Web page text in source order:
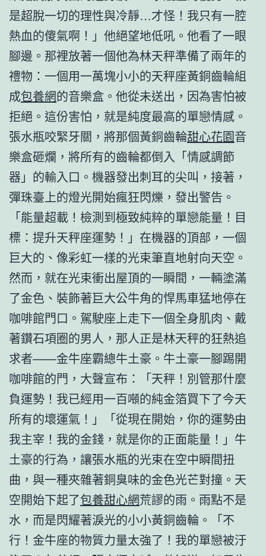
是超脫一切的理性與冷靜…才怪！我只有一腔
熱血的傻氣啊！」他絕望地低吼。他看了一眼
腳邊。那裡放著一個他為林天秤準備了兩年的
禮物：一個用一萬塊小小的天秤座黃銅齒輪組
成包養網的音樂盒。他從未送出，因為害怕被
拒絕。這份害怕，就是純度最高的單戀情感。
張水瓶咬緊牙關，將那個黃銅齒輪甜心花園音
樂盒砸爛，將所有的齒輪都倒入「情感調節
器」的輸入口。機器發出刺耳的尖叫，接著，
彈珠臺上的燈光開始瘋狂閃爍，發出警告。
「能量超載！檢測到極致純粹的單戀能量！目
標：提升天秤座運勢！」在機器的頂部，一個
巨大的、像彩虹一樣的光束筆直地射向天空。
然而，就在光束衝出屋頂的一瞬間，一輛塗滿
了金色、裝飾著巨大公牛角的悍馬車猛地停在
咖啡館門口。駕駛座上走下一個全身肌肉、戴
著鑽石項圈的男人，那人正是林天秤的狂熱追
求者——金牛座霸總牛土豪。牛土豪一腳踢開
咖啡館的門，大聲宣布：「天秤！別管那什麼
負運勢！我已經用一百噸的純金箔買下了今天
所有的壞運氣！」「從現在開始，你的運勢由
我主宰！我的金錢，就是你的正面能量！」牛
土豪的行為，讓張水瓶的光束在空中瞬間扭
曲，與一種夾雜著銅臭味的金色光芒對撞。天
空開始下起了包養甜心網荒謬的雨。雨點不是
水，而是閃耀著淚光的小小黃銅齒輪。「不
行！金牛座的物質力量太強了！我的單戀被汙